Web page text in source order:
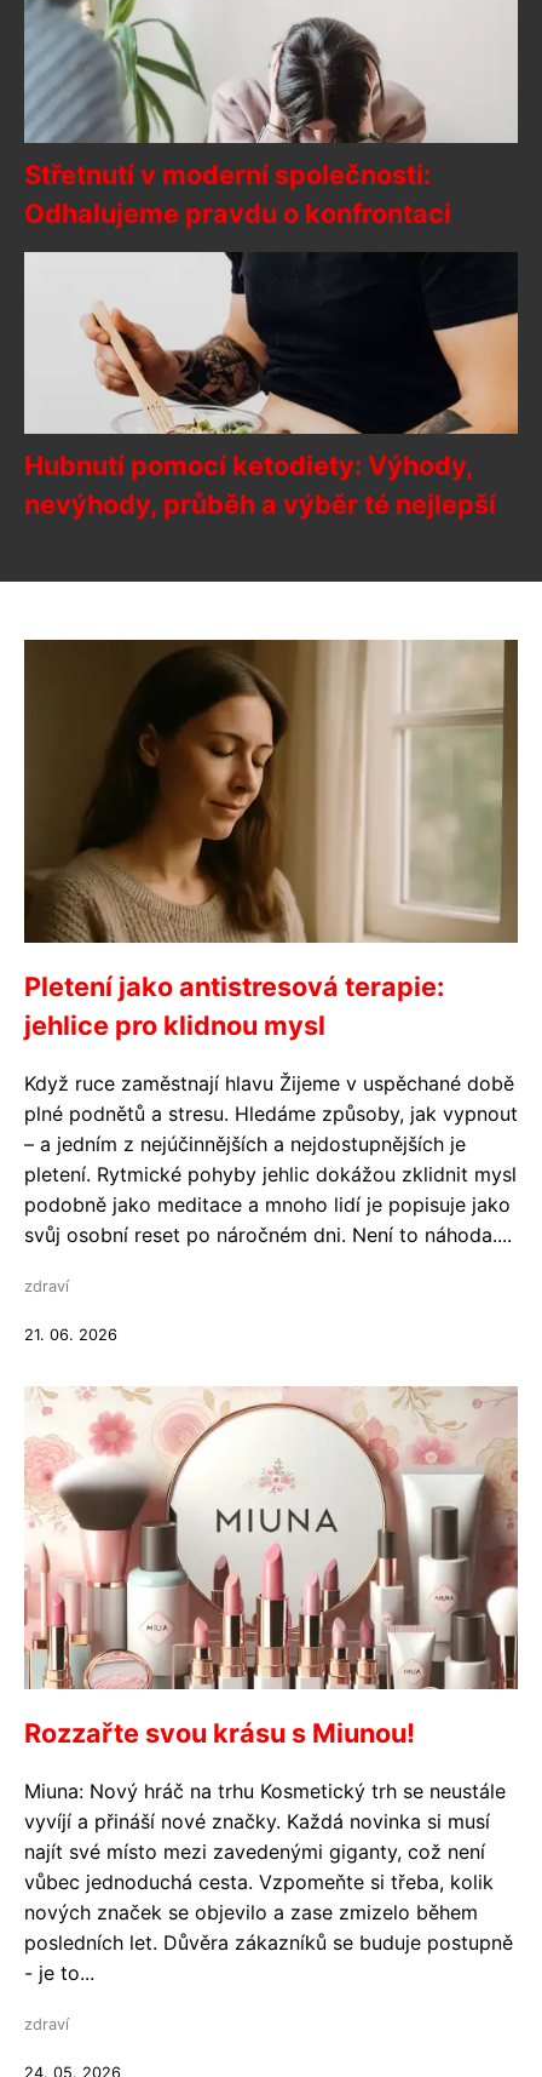
Střetnutí v moderní společnosti:
Odhalujeme pravdu o konfrontaci
Hubnutí pomocí ketodiety: Výhody,
nevýhody, průběh a výběr té nejlepší
Pletení jako antistresová terapie:
jehlice pro klidnou mysl
Když ruce zaměstnají hlavu Žijeme v uspěchané době
plné podnětů a stresu. Hledáme způsoby, jak vypnout
– a jedním z nejúčinnějších a nejdostupnějších je
pletení. Rytmické pohyby jehlic dokážou zklidnit mysl
podobně jako meditace a mnoho lidí je popisuje jako
svůj osobní reset po náročném dni. Není to náhoda....
zdraví
21. 06. 2026
Rozzařte svou krásu s Miunou!
Miuna: Nový hráč na trhu Kosmetický trh se neustále
vyvíjí a přináší nové značky. Každá novinka si musí
najít své místo mezi zavedenými giganty, což není
vůbec jednoduchá cesta. Vzpomeňte si třeba, kolik
nových značek se objevilo a zase zmizelo během
posledních let. Důvěra zákazníků se buduje postupně
- je to...
zdraví
24. 05. 2026